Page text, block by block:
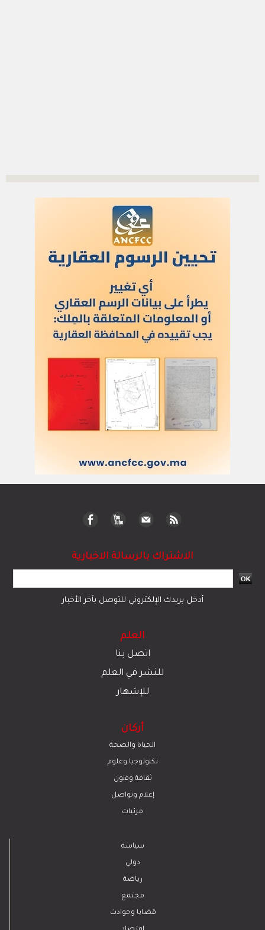
الاشتراك بالرسالة الاخبارية
أدخل بريدك الإلكتروني للتوصل بآخر الأخبار
العلم
اتصل بنا
للنشر في العلم
للإشهار
أركان
الحياة والصحة
تكنولوجيا وعلوم
ﺛﻘﺎﻓﺔ وﻓﻧون
إعلام وتواصل
مرئيات
سياسة
دولي
رياضة
مجتمع
قضايا وحوادث